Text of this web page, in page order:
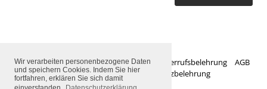
Wir verarbeiten personenbezogene Daten
und speichern Cookies. Indem Sie hier
fortfahren, erklären Sie sich damit
Zahlungsarten Versandarten Widerrufsbelehrung
AGB
Impressum
Datenschutzbelehrung